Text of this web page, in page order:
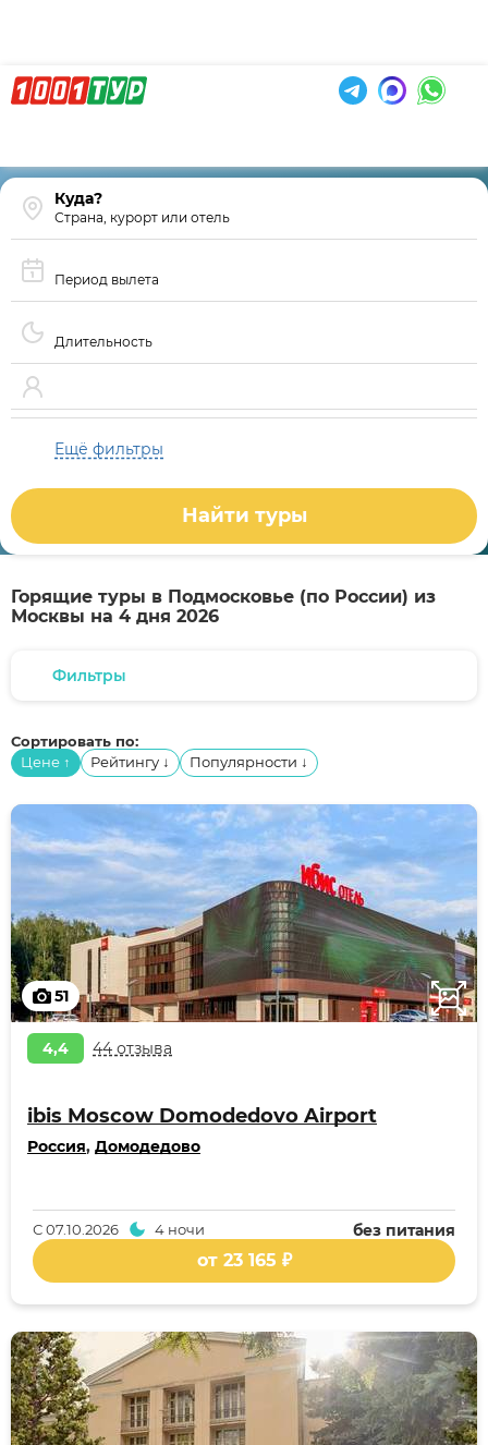
Страна, курорт или отель
Период вылета
Длительность
Ещё фильтры
Найти туры
Горящие туры в Подмосковье (по России) из
Москвы на 4 дня 2026
Фильтры
Сортировать по:
Цене ↑ Рейтингу ↓ Популярности ↓
51
4,4 44 отзыва
ibis Moscow Domodedovo Airport
Россия, Домодедово
без питания
С07.10.2026 4 ночи
от 23 165 ₽